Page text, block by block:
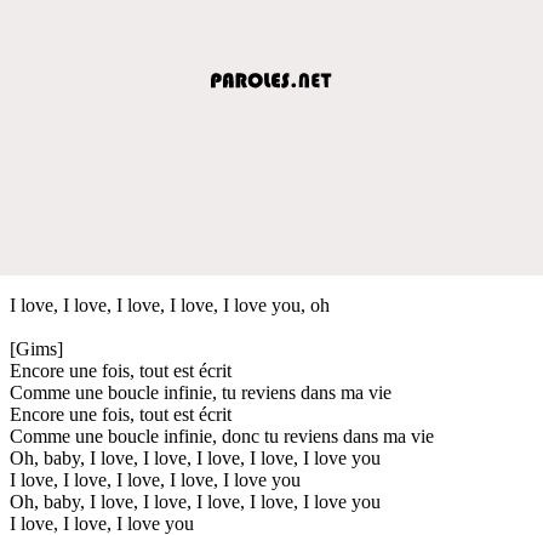
I love, I love, I love, I love, I love you, oh
[Gims]
Encore une fois, tout est écrit
Comme une boucle infinie, tu reviens dans ma vie
Encore une fois, tout est écrit
Comme une boucle infinie, donc tu reviens dans ma vie
Oh, baby, I love, I love, I love, I love, I love you
I love, I love, I love, I love, I love you
Oh, baby, I love, I love, I love, I love, I love you
I love, I love, I love you